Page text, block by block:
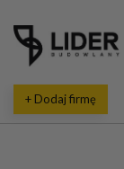
+ Dodaj firmę